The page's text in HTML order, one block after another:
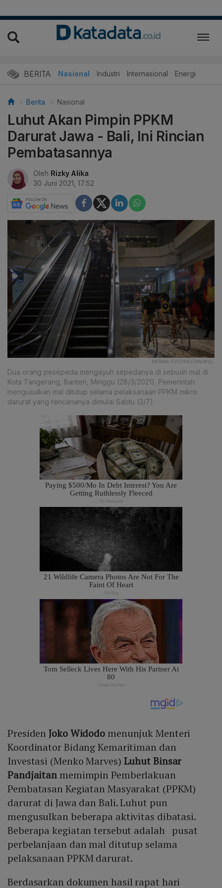
BERITA Nasional Industri Internasional Energi
Berita Nasional
Luhut Akan Pimpin PPKM
Darurat Jawa - Bali, Ini Rincian
Pembatasannya
Oleh Rizky Alika
30 Juni 2021, 17:52
ANTARA FOTO/FAUZAN/WSJ.
Dua orang pesepeda mengayuh sepedanya di sebuah mal di
Kota Tangerang, Banten, Minggu (28/3/2021). Pemerintah
mengusulkan mal ditutup selama pelaksanaan PPKM mikro
darurat yang rencananya dimulai Sabtu (3/7).
PresidenJoko Widodo menunjuk Menteri
Koordinator Bidang Kemaritiman dan
Investasi (Menko Marves) Luhut Binsar
Pandjaitan memimpin Pemberlakuan
Pembatasan Kegiatan Masyarakat (PPKM)
darurat di Jawa dan Bali. Luhut pun
mengusulkan beberapa aktivitas dibatasi.
Beberapa kegiatan tersebut adalah pusat
perbelanjaan dan mal ditutup selama
pelaksanaan PPKM darurat.
Berdasarkan dokumen hasil rapat hari